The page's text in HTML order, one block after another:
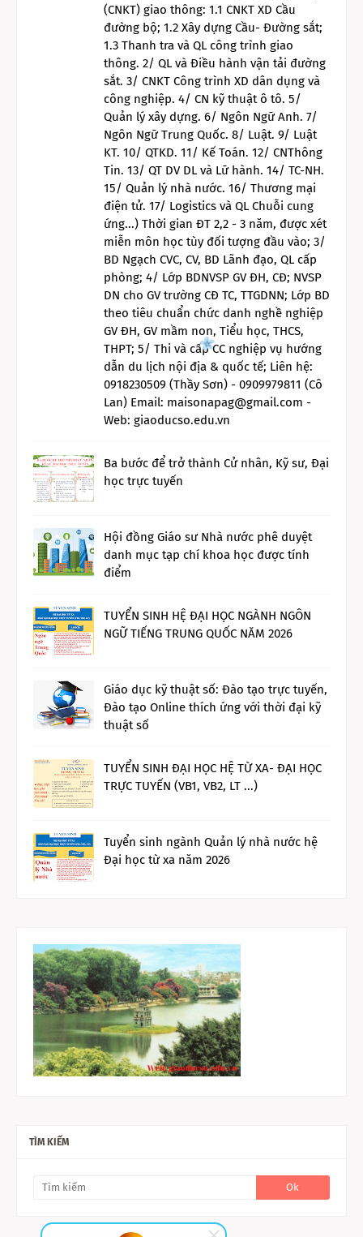
(CNKT) giao thông: 1.1 CNKT XD Cầu
đường bộ; 1.2 Xây dựng Cầu- Đường sắt;
1.3 Thanh tra và QL công trình giao
thông. 2/ QL và Điều hành vận tải đường
sắt. 3/ CNKT Công trình XD dân dụng và
công nghiệp. 4/ CN kỹ thuật ô tô. 5/
Quản lý xây dựng. 6/ Ngôn Ngữ Anh. 7/
Ngôn Ngữ Trung Quốc. 8/ Luật. 9/ Luật
KT. 10/ QTKD. 11/ Kế Toán. 12/ CNThông
Tin. 13/ QT DV DL và Lữ hành. 14/ TC-NH.
15/ Quản lý nhà nước. 16/ Thương mại
điện tử. 17/ Logistics và QL Chuỗi cung
ứng...) Thời gian ĐT 2,2 - 3 năm, được xét
miễn môn học tùy đối tượng đầu vào; 3/
BD Ngạch CVC, CV, BD Lãnh đạo, QL cấp
phòng; 4/ Lớp BDNVSP GV ĐH, CĐ; NVSP
DN cho GV trường CĐ TC, TTGDNN; Lớp BD
theo tiêu chuẩn chức danh nghề nghiệp
GV ĐH, GV mầm non, Tiểu học, THCS,
THPT; 5/ Thi và cấp CC nghiệp vụ hướng
dẫn du lịch nội địa & quốc tế; Liên hệ:
0918230509 (Thầy Sơn) - 0909979811 (Cô
Lan) Email: maisonapag@gmail.com -
Web: giaoducso.edu.vn
Ba bước để trở thành Cử nhân, Kỹ sư, Đại
học trực tuyến
Hội đồng Giáo sư Nhà nước phê duyệt
danh mục tạp chí khoa học được tính
điểm
TUYỂN SINH HỆ ĐẠI HỌC NGÀNH NGÔN
NGỮ TIẾNG TRUNG QUỐC NĂM 2026
Giáo dục kỹ thuật số: Đào tạo trực tuyến,
Đào tạo Online thích ứng với thời đại kỹ
thuật số
TUYỂN SINH ĐẠI HỌC HỆ TỪ XA- ĐẠI HỌC
TRỰC TUYẾN (VB1, VB2, LT ...)
Tuyển sinh ngành Quản lý nhà nước hệ
Đại học từ xa năm 2026
TÌM KIẾM